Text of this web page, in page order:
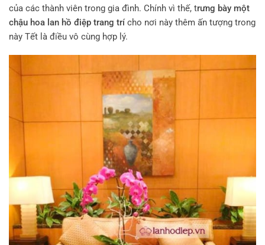
của các thành viên trong gia đình. Chính vì thế, trưng bày một
chậu hoa lan hồ điệp trang trí cho nơi này thêm ấn tượng trong
này Tết là điều vô cùng hợp lý.